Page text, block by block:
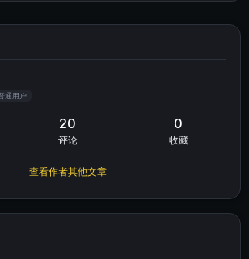
通用户
20
评论
0
收藏
查看作者其他文章